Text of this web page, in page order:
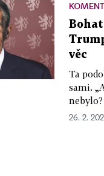
věc
Ta
sami.
26. 2.